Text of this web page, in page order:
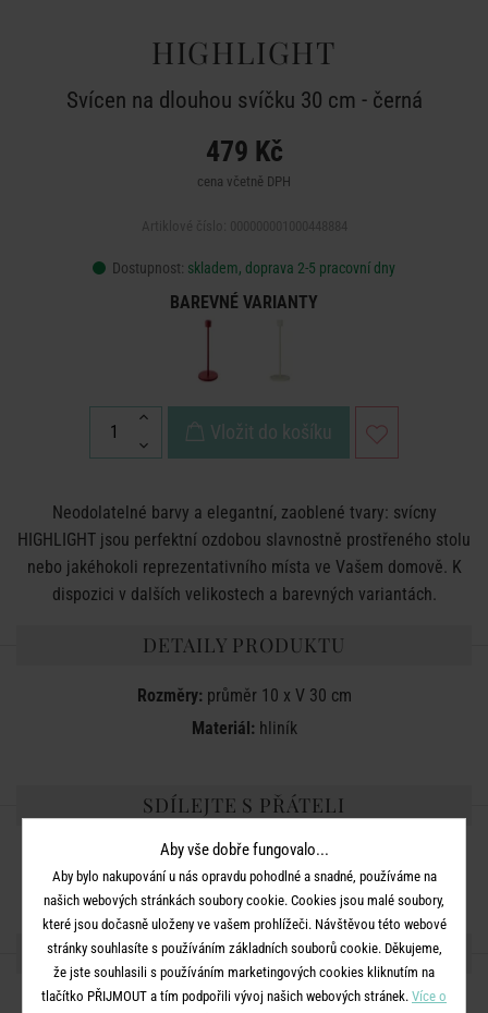
HIGHLIGHT
Svícen na dlouhou svíčku 30 cm - černá
479 Kč
cena včetně DPH
Dostupnost: skladem, doprava 2-5 pracovní dny
BAREVNÉ VARIANTY
Vložit do košíku
Neodolatelné barvy a elegantní, zaoblené tvary: svícny
HIGHLIGHT jsou perfektní ozdobou slavnostně prostřeného stolu
nebo jakéhokoli reprezentativního místa ve Vašem domově. K
dispozici v dalších velikostech a barevných variantách.
DETAILY PRODUKTU
Rozměry:průměr 10 x V 30 cm
Materiál:hliník
SDÍLEJTE S PŘÁTELI
DALŠÍ PRODUKTY ZE SÉRIE
Aby vše dobře fungovalo...
Aby bylo nakupování u nás opravdu pohodlné a snadné, používáme na
našich webových stránkách soubory cookie. Cookies jsou malé soubory,
které jsou dočasně uloženy ve vašem prohlížeči. Návštěvou této webové
stránky souhlasíte s používáním základních souborů cookie. Děkujeme,
že jste souhlasili s používáním marketingových cookies kliknutím na
tlačítko PŘIJMOUT a tím podpořili vývoj našich webových stránek. Více o